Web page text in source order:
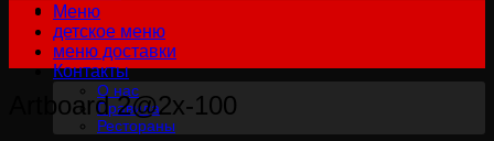
Меню
детское меню
меню доставки
Контакты
О нас
Правила
Рестораны
Artboard 2@2x-100